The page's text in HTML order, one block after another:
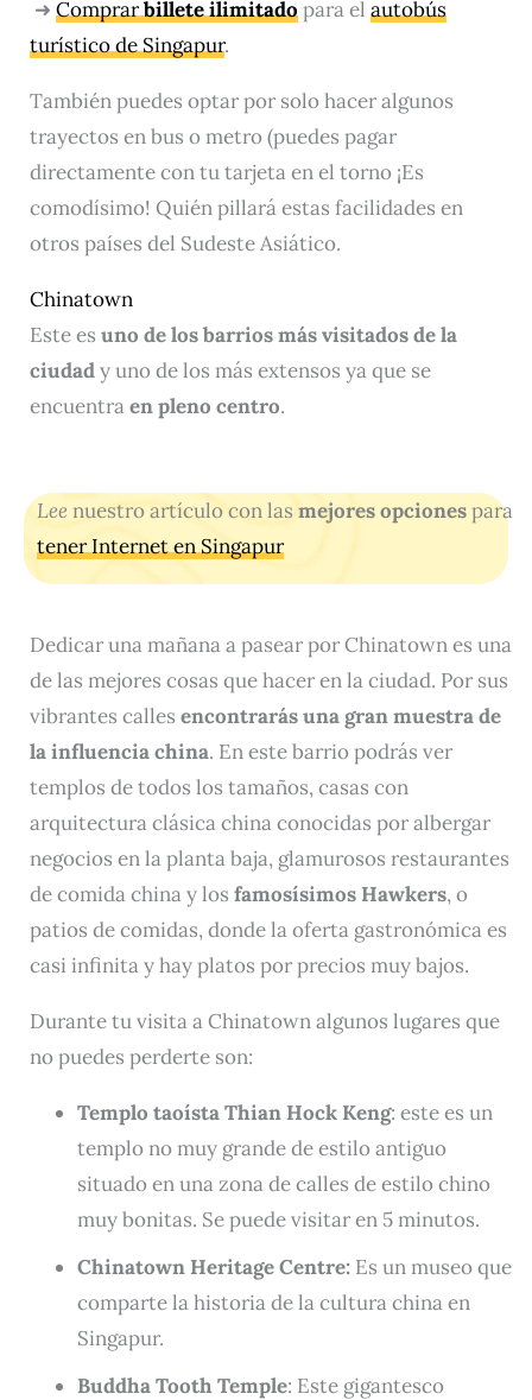
➜ Comprarbillete ilimitadopara el autobús
turístico de Singapur.
También puedes optar por solo hacer algunos
trayectos en bus o metro (puedes pagar
directamente con tu tarjeta en el torno ¡Es
comodísimo! Quién pillará estas facilidades en
otros países del Sudeste Asiático.
Chinatown
Este es uno de los barrios más visitados de la
ciudady uno de los más extensos ya que se
encuentraen pleno centro.
Lee nuestro artículo con las mejores opcionespara
tener Internet en Singapur
Dedicar una mañana a pasear por Chinatown es una
de las mejores cosas que hacer en la ciudad. Por sus
vibrantes calles encontrarás una gran muestra de
la influencia china. En este barrio podrás ver
templos de todos los tamaños, casas con
arquitectura clásica china conocidas por albergar
negocios en la planta baja, glamurosos restaurantes
de comida china y los famosísimos Hawkers, o
patios de comidas, donde la oferta gastronómica es
casi infinita y hay platos por precios muy bajos.
Durante tu visita a Chinatown algunos lugares que
no puedes perderte son:
Templo taoísta Thian Hock Keng: este es un
templo no muy grande de estilo antiguo
situado en una zona de calles de estilo chino
muy bonitas. Se puede visitar en 5 minutos.
Chinatown Heritage Centre: Es un museo que
comparte la historia de la cultura china en
Singapur.
Buddha Tooth Temple: Este gigantesco